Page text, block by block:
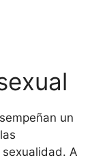
un
A